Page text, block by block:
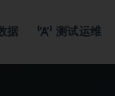
据 测试运维